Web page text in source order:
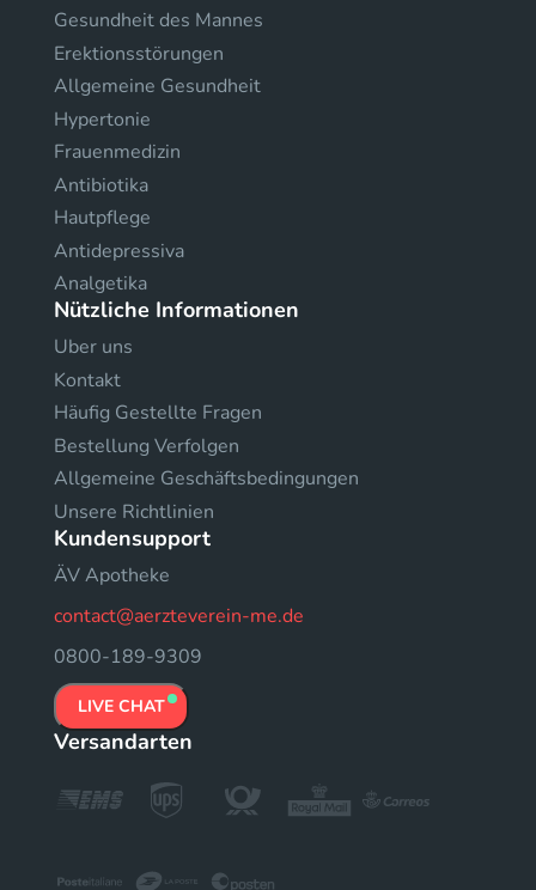
Gesundheit des Mannes
Erektionsstörungen
Allgemeine Gesundheit
Hypertonie
Frauenmedizin
Antibiotika
Hautpflege
Antidepressiva
Analgetika
Nützliche Informationen
Uber uns
Kontakt
Häufig Gestellte Fragen
Bestellung Verfolgen
Allgemeine Geschäftsbedingungen
Unsere Richtlinien
Kundensupport
ÄV Apotheke
contact@aerzteverein-me.de
0800-189-9309
LIVE CHAT
Versandarten